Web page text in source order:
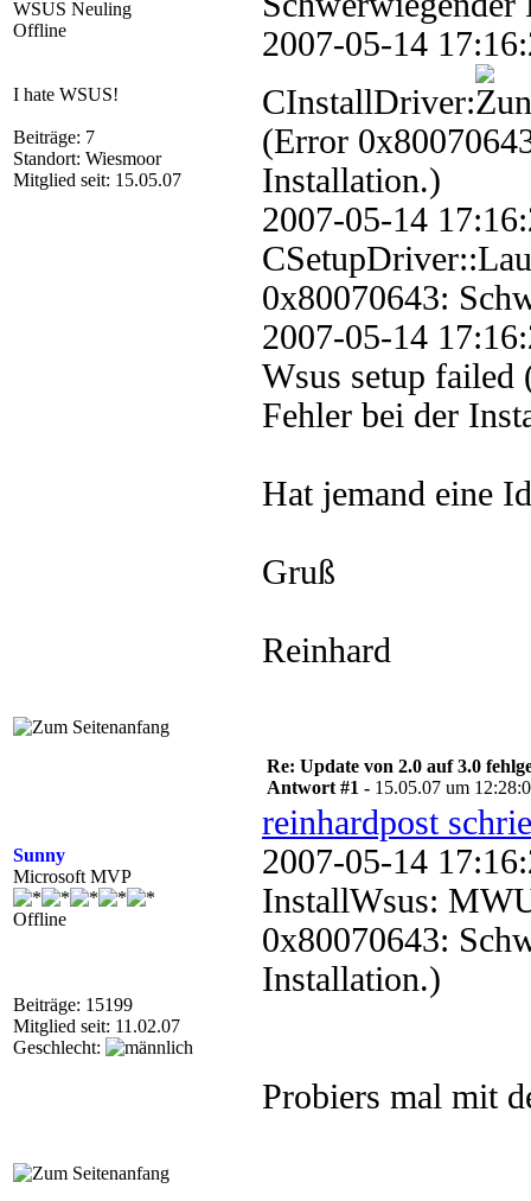
WSUS Neuling
Offline
I hate WSUS!
Beiträge: 7
Standort: Wiesmoor
Mitglied seit: 15.05.07
2007-05-14
CInstallDriver:
(Error
Installation.)
2007-05-14
0x80070643:
2007-05-14
Wsus setup failed
Fehler bei der
Hat jemand eine
Gruß
Reinhard
Sunny
Microsoft MVP
Offline
Beiträge: 15199
Mitglied seit: 11.02.07
Geschlecht:
Re: Update von 2.0 auf 3.0
Antwort #1 - 15.05.07 um
reinhardpost
2007-05-14
InstallWsus:
0x80070643:
Installation.)
Probiers mal mit